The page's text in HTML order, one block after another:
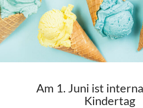
Am 1. Juni ist
Kindertag